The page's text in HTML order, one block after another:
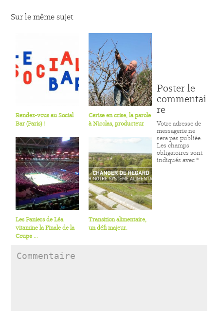
Sur le même sujet
Rendez-vous au Social
Bar (Paris) !
Cerise en crise, la parole
à Nicolas, producteur
Les Paniers de Léa
vitamine la Finale de la
Coupe ...
Transition alimentaire,
un défi majeur.
Poster le
commentai
re
Votre adresse de
messagerie ne
sera pas publiée.
Les champs
obligatoires sont
indiqués avec *